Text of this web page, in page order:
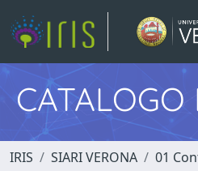
CATALOGO
IRIS SIARI VERONA 01